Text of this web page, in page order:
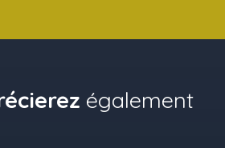
également